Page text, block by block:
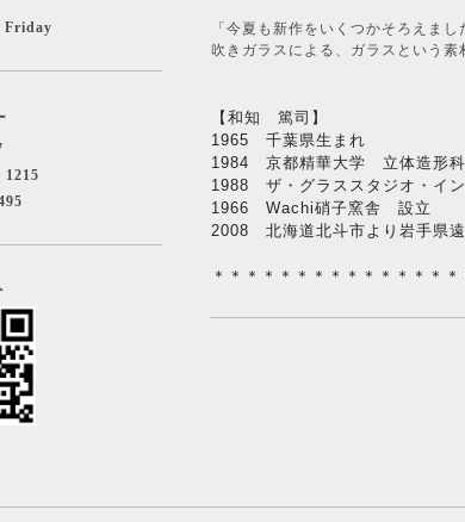
「今夏も新作をいくつかそろえまし
吹きガラスによる、ガラスという
【和知 篤司】
1965 千葉県生まれ
1984 京都精華大学 立体造形
1988 ザ・グラススタジオ・イ
1966 Wachi硝子窯舎 設立
2008 北海道北斗市より岩手県
＊＊＊＊＊＊＊＊＊＊＊＊＊＊
Friday
1215